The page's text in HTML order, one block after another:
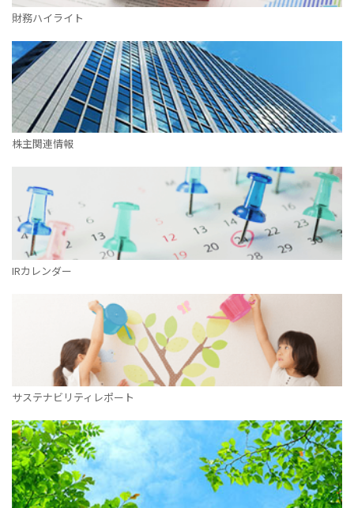
財務ハイライト
株主関連情報
IRカレンダー
サステナビリティレポート